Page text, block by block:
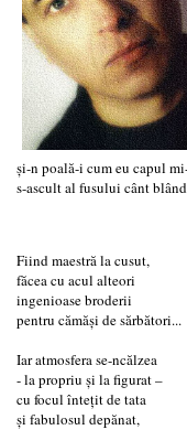
și-n poală-i cum eu capul
s-ascult al fusului cânt
Fiind maestră la cusut,
făcea cu acul alteori
ingenioase broderii
pentru cămăși de sărbători...
Iar atmosfera se-ncălzea
- la propriu și la figurat –
cu focul întețit de tata
și fabulosul depănat,